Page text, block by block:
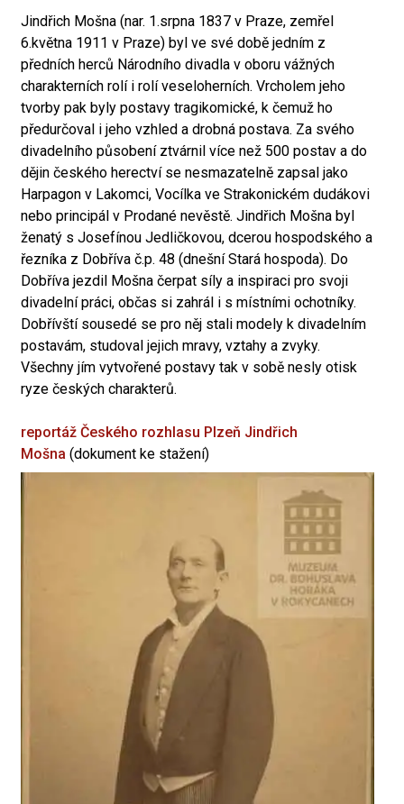
Jindřich Mošna (nar. 1.srpna 1837 v Praze, zemřel
6.května 1911 v Praze) byl ve své době jedním z
předních herců Národního divadla v oboru vážných
charakterních rolí i rolí veseloherních. Vrcholem jeho
tvorby pak byly postavy tragikomické, k čemuž ho
předurčoval i jeho vzhled a drobná postava. Za svého
divadelního působení ztvárnil více než 500 postav a do
dějin českého herectví se nesmazatelně zapsal jako
Harpagon v Lakomci, Vocílka ve Strakonickém dudákovi
nebo principál v Prodané nevěstě. Jindřich Mošna byl
ženatý s Josefínou Jedličkovou, dcerou hospodského a
řezníka z Dobříva č.p. 48 (dnešní Stará hospoda). Do
Dobříva jezdil Mošna čerpat síly a inspiraci pro svoji
divadelní práci, občas si zahrál i s místními ochotníky.
Dobřívští sousedé se pro něj stali modely k divadelním
postavám, studoval jejich mravy, vztahy a zvyky.
Všechny jím vytvořené postavy tak v sobě nesly otisk
ryze českých charakterů.
reportáž Českého rozhlasu Plzeň Jindřich
Mošna (dokument ke stažení)